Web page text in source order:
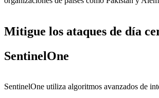
Mitigue los ataques de día
SentinelOne
SentinelOne utiliza algoritmos avanzados de